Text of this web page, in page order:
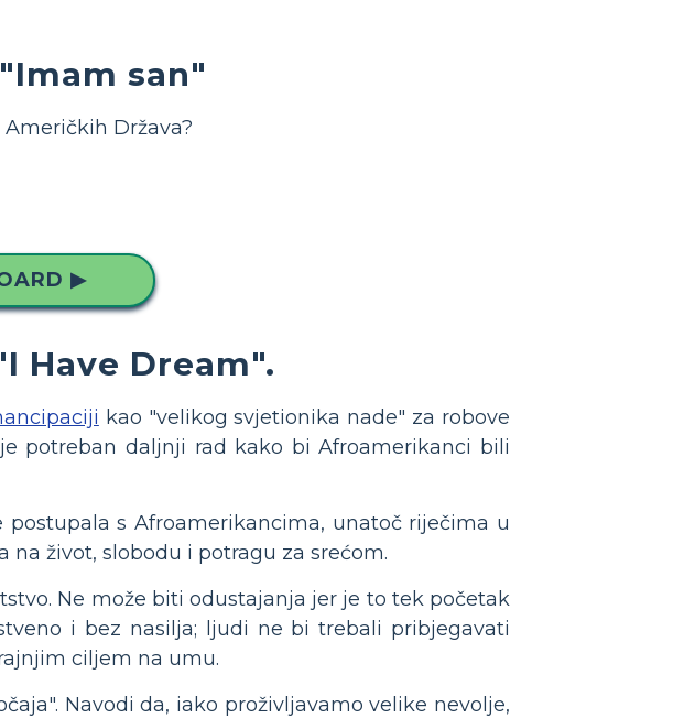
san"
Država?
▶
Have Dream".
kao "velikog svjetionika nade" za robove
potreban daljnji rad kako bi Afroamerikanci bili
s Afroamerikancima, unatoč riječima u
život, slobodu i potragu za srećom.
Ne može biti odustajanja jer je to tek početak
i bez nasilja; ljudi ne bi trebali pribjegavati
ciljem na umu.
Navodi da, iako proživljavamo velike nevolje,